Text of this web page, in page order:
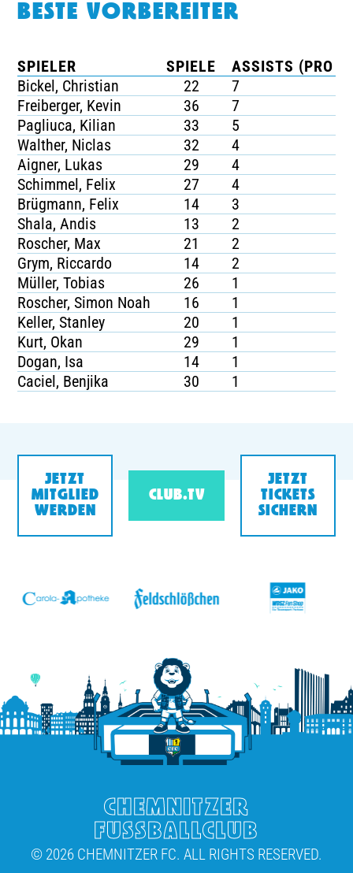
BESTE VORBEREITER
SPIELER SPIELE
ASSISTS (PRO
Bickel, Christian
22
7
Freiberger, Kevin
36
7
Pagliuca, Kilian
33
5
Walther, Niclas
32
4
Aigner, Lukas
29
4
Schimmel, Felix
27
4
Brügmann, Felix
14
3
Shala, Andis
13
2
Roscher, Max
21
2
Grym, Riccardo
14
2
Müller, Tobias
26
1
Roscher, Simon Noah
16
1
Keller, Stanley
20
1
Kurt, Okan
29
1
Dogan, Isa
14
1
Caciel, Benjika
30 1
JETZT
MITGLIED
WERDEN
CLUB.TV
JETZT
TICKETS
SICHERN
CHEMNITZER
FUSSBALLCLUB
© 2026 CHEMNITZER FC. ALL RIGHTS RESERVED.